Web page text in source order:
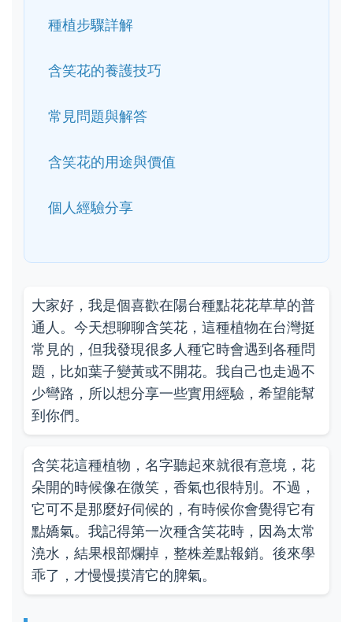
種植步驟詳解
含笑花的養護技巧
常見問題與解答
含笑花的用途與價值
個人經驗分享
大家好，我是個喜歡在陽台種點花花草草的普
通人。今天想聊聊含笑花，這種植物在台灣挺
常見的，但我發現很多人種它時會遇到各種問
題，比如葉子變黃或不開花。我自己也走過不
少彎路，所以想分享一些實用經驗，希望能幫
到你們。
含笑花這種植物，名字聽起來就很有意境，花
朵開的時候像在微笑，香氣也很特別。不過，
它可不是那麼好伺候的，有時候你會覺得它有
點嬌氣。我記得第一次種含笑花時，因為太常
澆水，結果根部爛掉，整株差點報銷。後來學
乖了，才慢慢摸清它的脾氣。